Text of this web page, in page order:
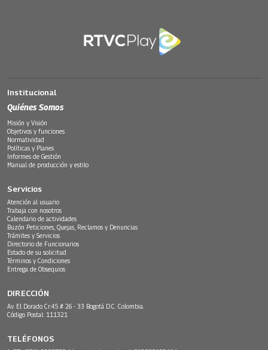
Institucional
Quiénes Somos
Misión y Visión
Objetivos y funciones
Normatividad
Políticas y Planes
Informes de Gestión
Manual de producción y estilo
Servicios
Atención al usuario
Trabaja con nosotros
Calendario de actividades
Buzón Peticiones, Quejas, Reclamos y Denuncias
Trámites y Servicios
Directorio de Funcionarios
Estado de su solicitud
Términos y Condiciones
Entrega de Obsequios
DIRECCIÓN
Av. El Dorado Cr.45 # 26 - 33 Bogotá D.C. Colombia.
Código Postal: 111321
TELÉFONOS